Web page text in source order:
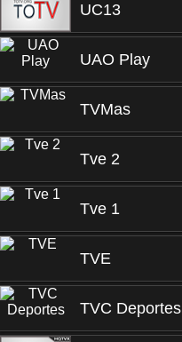
UC13
UAO Play
TVMas
Tve 2
Tve 1
TVE
TVC Deportes